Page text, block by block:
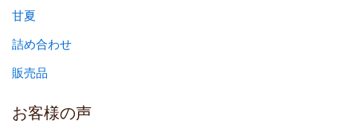
甘夏
詰め合わせ
販売品
お客様の声